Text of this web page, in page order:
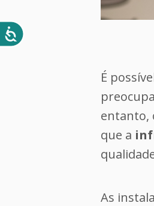
É
entanto,
que a
As